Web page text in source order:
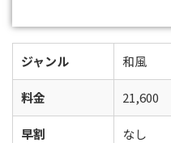
ジャンル 和風
料金 21,600
早割 なし